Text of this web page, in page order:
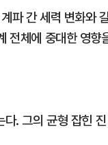
파 간 세력 변화와
전체에 중대한 영향
다. 그의 균형 잡힌 진